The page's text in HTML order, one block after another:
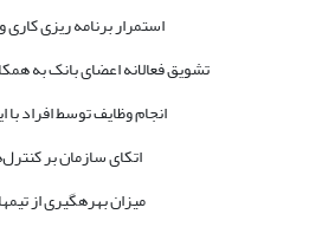
استمرار برنامه ریزی
تشویق فعالانه اعضای بانک به
انجام وظایف توسط افراد
اتکای سازمان بر
میزان بهره­گیری از